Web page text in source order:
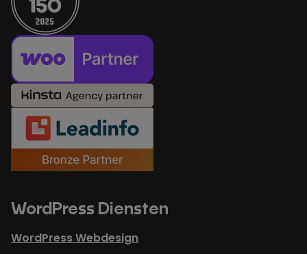
WordPress Diensten
WordPress Webdesign